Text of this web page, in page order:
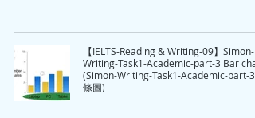
【IELTS-Reading & Writing-09】Simon-
Writing-Task1-Academic-part-3 Bar
(Simon-Writing-Task1-Academic-part-3
條圖)